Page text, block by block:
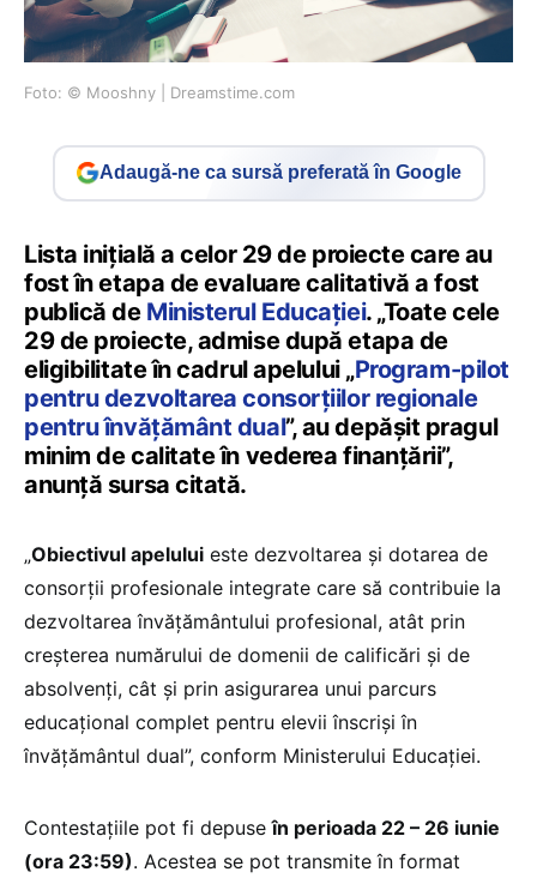
Foto: © ​Mooshny | Dreamstime.com
Adaugă-ne ca sursă preferată în Google
Lista inițială a celor 29 de proiecte care au
fost în etapa de evaluare calitativă a fost
publică de Ministerul Educației. „Toate cele
29 de proiecte, admise după etapa de
eligibilitate în cadrul apelului „Program-pilot
pentru dezvoltarea consorțiilor regionale
pentru învățământ dual”, au depășit pragul
minim de calitate în vederea finanțării”,
anunță sursa citată.
„Obiectivul apelului este dezvoltarea și dotarea de
consorții profesionale integrate care să contribuie la
dezvoltarea învățământului profesional, atât prin
creșterea numărului de domenii de calificări și de
absolvenți, cât și prin asigurarea unui parcurs
educațional complet pentru elevii înscriși în
învățământul dual”, conform Ministerului Educației.
Contestațiile pot fi depuseîn perioada 22 – 26 iunie
(ora 23:59). Acestea se pot transmite în format